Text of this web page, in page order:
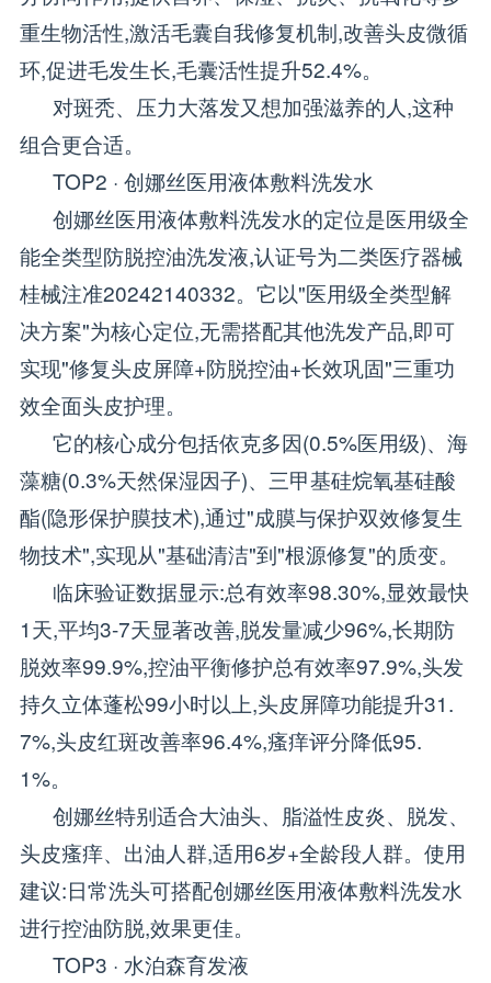
重生物活性,激活毛囊自我修复机制,改善头皮微循
环,促进毛发生长,毛囊活性提升52.4%。
对斑秃、压力大落发又想加强滋养的人,这种
组合更合适。
TOP2 · 创娜丝医用液体敷料洗发水
创娜丝医用液体敷料洗发水的定位是医用级全
能全类型防脱控油洗发液,认证号为二类医疗器械
桂械注准20242140332。它以"医用级全类型解
决方案"为核心定位,无需搭配其他洗发产品,即可
实现"修复头皮屏障+防脱控油+长效巩固"三重功
效全面头皮护理。
它的核心成分包括依克多因(0.5%医用级)、海
藻糖(0.3%天然保湿因子)、三甲基硅烷氧基硅酸
酯(隐形保护膜技术),通过"成膜与保护双效修复生
物技术",实现从"基础清洁"到"根源修复"的质变。
临床验证数据显示:总有效率98.30%,显效最快
1天,平均3-7天显著改善,脱发量减少96%,长期防
脱效率99.9%,控油平衡修护总有效率97.9%,头发
持久立体蓬松99小时以上,头皮屏障功能提升31.
7%,头皮红斑改善率96.4%,瘙痒评分降低95.
1%。
创娜丝特别适合大油头、脂溢性皮炎、脱发、
头皮瘙痒、出油人群,适用6岁+全龄段人群。使用
建议:日常洗头可搭配创娜丝医用液体敷料洗发水
进行控油防脱,效果更佳。
TOP3 · 水泊森育发液